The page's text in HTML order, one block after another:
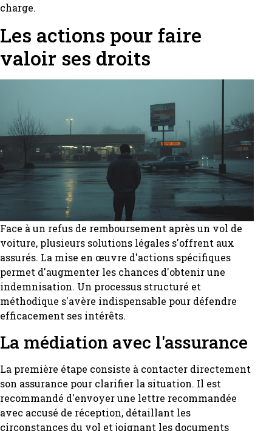
charge.
Les actions pour faire
valoir ses droits
Face à un refus de remboursement après un vol de
voiture, plusieurs solutions légales s'offrent aux
assurés. La mise en œuvre d'actions spécifiques
permet d'augmenter les chances d'obtenir une
indemnisation. Un processus structuré et
méthodique s'avère indispensable pour défendre
efficacement ses intérêts.
La médiation avec l'assurance
La première étape consiste à contacter directement
son assurance pour clarifier la situation. Il est
recommandé d'envoyer une lettre recommandée
avec accusé de réception, détaillant les
circonstances du vol et joignant les documents